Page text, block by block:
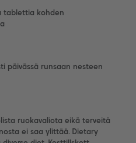
tablettia kohden
päivässä runsaan nesteen
ruokavaliota eikä terveitä
ei saa ylittää. Dietary